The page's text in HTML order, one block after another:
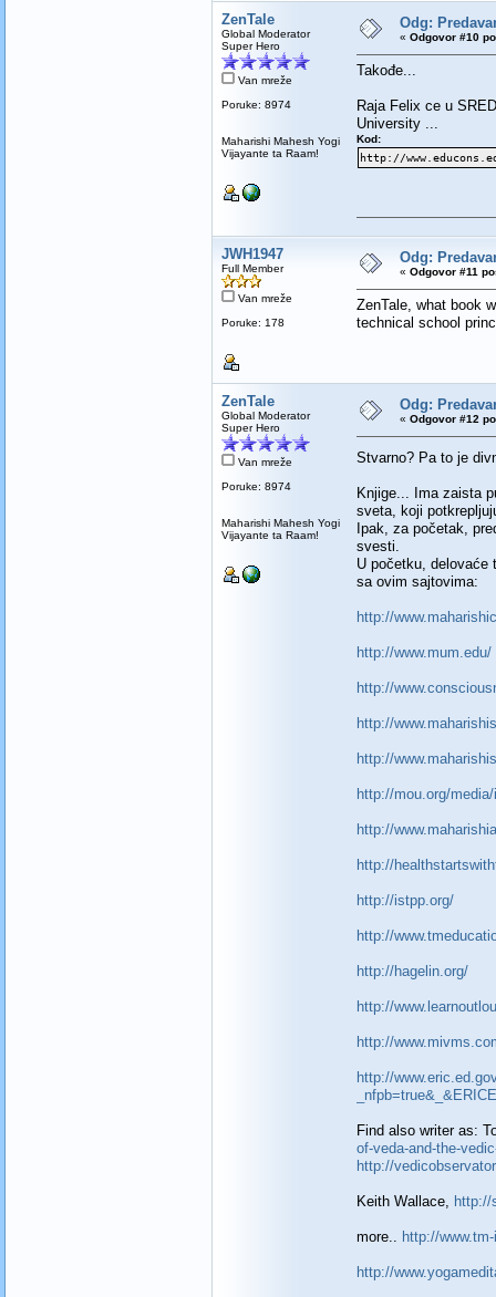
ZenTale
Global Moderator
Super Hero
Van mreže
Poruke: 8974
Maharishi Mahesh Yogi
Vijayante ta Raam!
Odg:
« Odgovor #10
Takođe...
Raja Felix ce u
University ...
Kod:
http://
JWH1947
Full Member
Van mreže
Poruke: 178
Odg:
« Odgovor #11
ZenTale, what book
technical school
ZenTale
Global Moderator
Super Hero
Van mreže
Poruke: 8974
Maharishi Mahesh Yogi
Vijayante ta Raam!
Odg:
« Odgovor #12
Stvarno? Pa to je
Knjige... Ima zaista
sveta, koji
Ipak, za početak,
svesti.
U početku, delovaće
sa ovim sajtovima:
http://
http://www.mum.edu/
http://
http://
http://
http://mou.org/
http://
http://
http://istpp.org/
http://
http://hagelin.org/
http://
http://
http://
Find also writer as:
of-veda-and-the-
http://
Keith Wallace, http://
more.. http://
http://